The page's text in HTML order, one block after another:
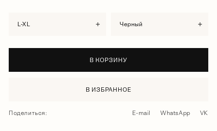
L-XL черный
В КОРЗИНУ
В ИЗБРАННОЕ
Поделиться: E-mail WhatsApp VK